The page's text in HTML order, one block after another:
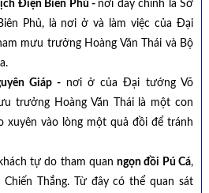
Điện Biên Phủ - nơi đây chính là Sở
Phủ, là nơi ở và làm việc của Đại
mưu trưởng Hoàng Văn Thái và Bộ
Giáp - nơi ở của Đại tướng Võ
trưởng Hoàng Văn Thái là một con
xuyên vào lòng một quả đồi để tránh
tự do tham quan ngọn đồi Pú Cá,
Thắng. Từ đây có thể quan sát